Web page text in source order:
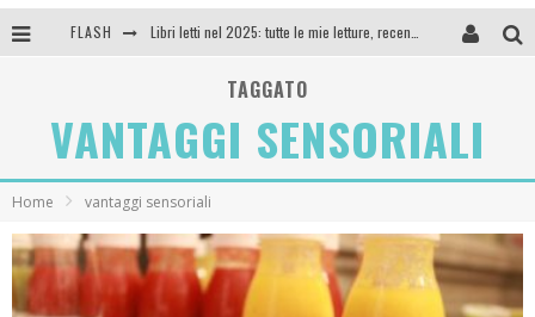
FLASH
SEE YOU AT 5 | Chanel
Anya Taylor-Joy, Jisoo e Willow Smith protagoniste della nuova campagna Dior Addict
TAGGATO
VANTAGGI SENSORIALI
Home vantaggi sensoriali